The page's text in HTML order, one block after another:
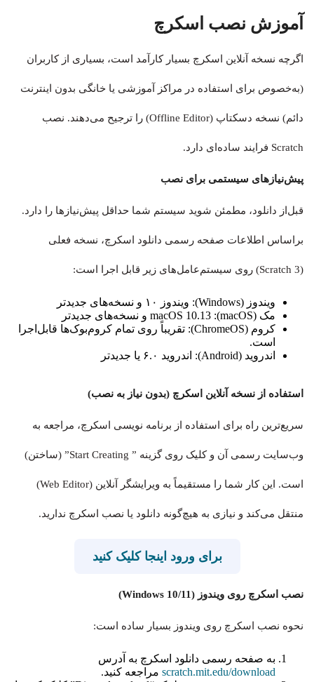
آموزش نصب اسکرچ
اگرچه نسخه آنلاین اسکرچ بسیار کارآمد است، بسیاری از کاربران
(به‌خصوص برای استفاده در مراکز آموزشی یا خانگی بدون اینترنت
دائم) نسخه دسکتاپ (Offline Editor) را ترجیح می‌دهند. نصب
Scratch فرایند ساده‌ای دارد.
پیش‌نیازهای سیستمی برای نصب
قبل‌از دانلود، مطمئن شوید سیستم شما حداقل پیش‌نیازها را دارد.
براساس اطلاعات صفحه رسمی دانلود اسکرچ، نسخه فعلی
(Scratch 3) روی سیستم‌عامل‌های زیر قابل اجرا است:
ویندوز (Windows): ویندوز ۱۰ و نسخه‌های جدیدتر
مک (macOS): macOS 10.13 و نسخه‌های جدیدتر
کروم (ChromeOS): تقریباً روی تمام کروم‌بوک‌ها قابل‌اجرا
است.
اندروید (Android): اندروید ۶.۰ یا جدیدتر
استفاده از نسخه آنلاین اسکرچ (بدون نیاز به نصب)
سریع‌ترین راه برای استفاده از برنامه نویسی اسکرچ، مراجعه به
وب‌سایت رسمی آن و کلیک روی گزینه ” Start Creating” (ساختن)
است. این کار شما را مستقیماً به ویرایشگر آنلاین (Web Editor)
منتقل می‌کند و نیازی به هیچ‌گونه دانلود یا نصب اسکرچ ندارید.
برای ورود اینجا کلیک کنید
نصب اسکرچ روی ویندوز (Windows 10/11)
نحوه نصب اسکرچ روی ویندوز بسیار ساده است:
به صفحه رسمی دانلود اسکرچ به آدرس
scratch.mit.edu/download مراجعه کنید.